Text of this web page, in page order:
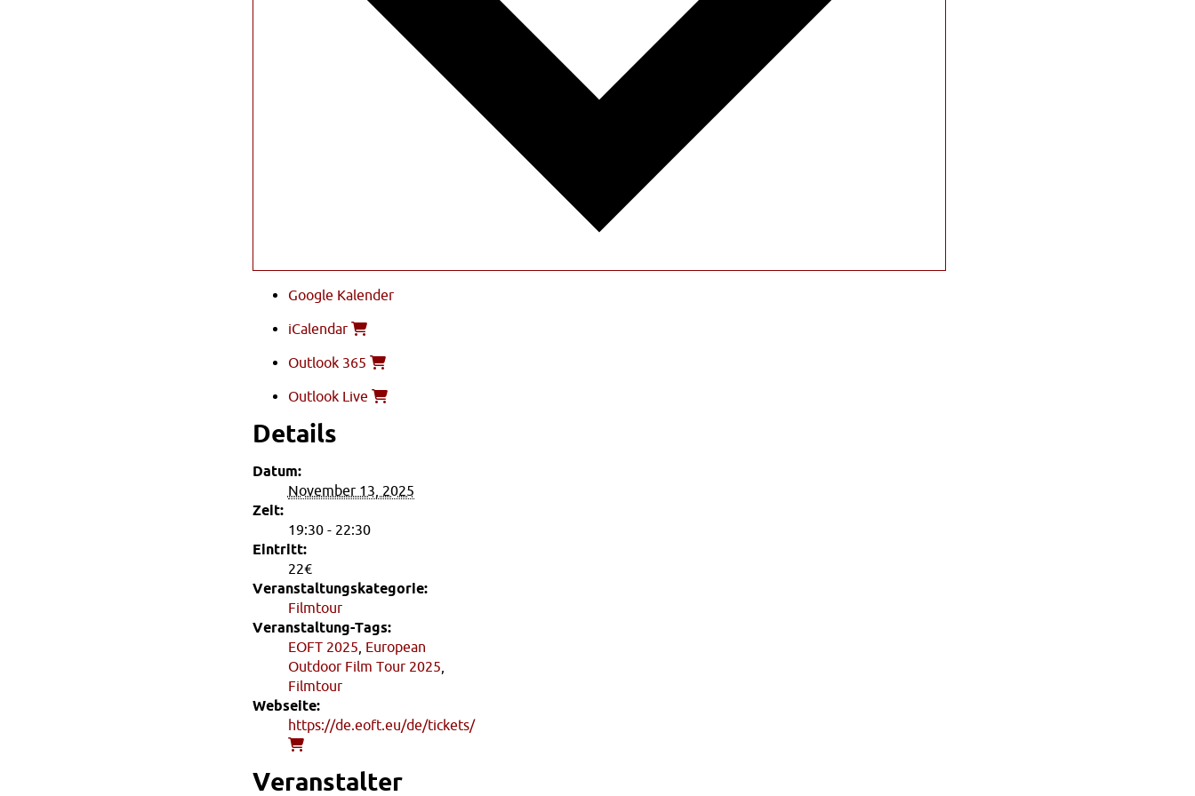
Google Kalender
iCalendar
Outlook 365
Outlook Live
Details
Datum:
November 13, 2025
Zeit:
19:30 - 22:30
Eintritt:
22€
Veranstaltungskategorie:
Filmtour
Veranstaltung-Tags:
EOFT 2025 European
Outdoor Film Tour 2025
Filmtour
Webseite:
https://de.eoft.eu/de/tickets/
Veranstalter